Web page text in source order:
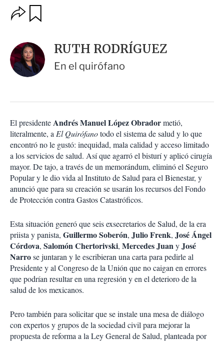
O
p
o
n
e
s
c
m
p
a
t
i
r
a
r
RUTH RODRÍGUEZ
En el quirófano
El presidenteAndrés Manuel López Obradormetió,
literalmente, a El Quirófanotodo el sistema de salud y lo que
encontró no le gustó: inequidad, mala calidad y acceso limitado
a los servicios de salud. Así que agarró el bisturí y aplicó cirugía
mayor. De tajo, a través de un memorándum, eliminó el Seguro
Popular y le dio vida al Instituto de Salud para el Bienestar, y
anunció que para su creación se usarán los recursos del Fondo
de Protección contra Gastos Catastróficos.
Esta situación generó que seis exsecretarios de Salud, de la era
priista y panista, Guillermo Soberón, Julio Frenk, José Ángel
Córdova, Salomón Chertorivski, Mercedes JuanyJosé
Narrose juntaran y le escribieran una carta para pedirle al
Presidente y al Congreso de la Unión que no caigan en errores
que podrían resultar en una regresión y en el deterioro de la
salud de los mexicanos.
Pero también para solicitar que se instale una mesa de diálogo
con expertos y grupos de la sociedad civil para mejorar la
propuesta de reforma a la Ley General de Salud, planteada por